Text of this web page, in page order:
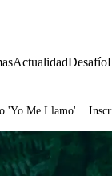
ActualidadDesafío
'Yo Me Llamo'